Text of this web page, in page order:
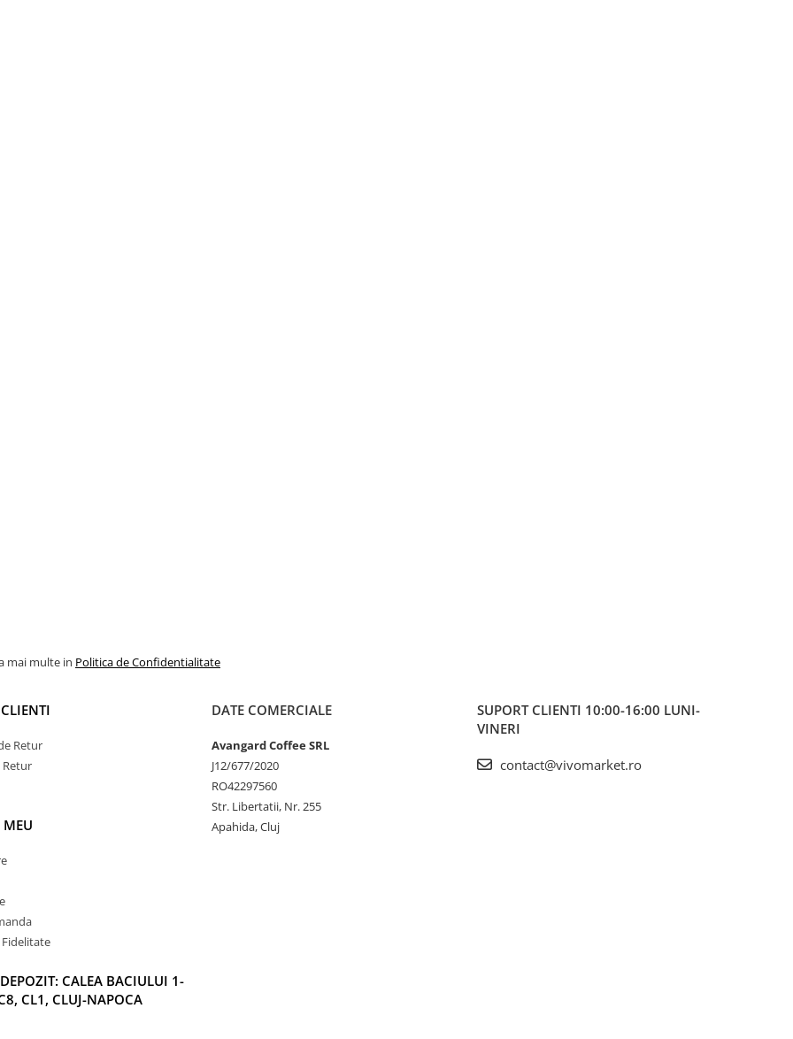
mai multe in Politica de Confidentialitate
Retur
Retur
CALEA BACIULUI 1-
CL1, CLUJ-NAPOCA
DATE COMERCIALE
Avangard Coffee SRL
J12/677/2020
RO42297560
Str. Libertatii, Nr. 255
Apahida, Cluj
SUPORT CLIENTI 10:00-16:00 LUNI-
VINERI
contact@vivomarket.ro